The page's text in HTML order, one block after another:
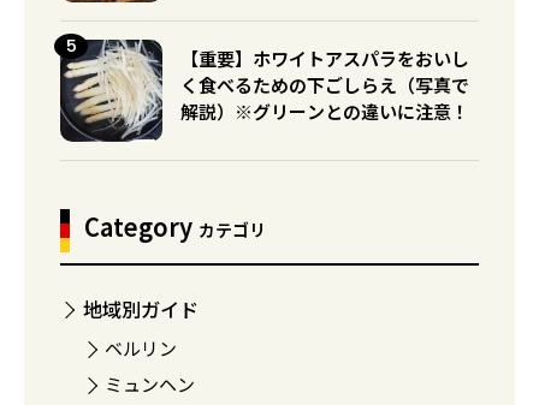
【重要】ホワイトアスパラをおいし
く食べるための下ごしらえ（写真で
解説）※グリーンとの違いに注意！
Category カテゴリ
地域別ガイド
ベルリン
ミュンヘン